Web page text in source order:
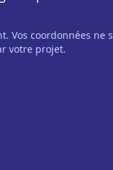
Vos coordonnées ne
votre projet.